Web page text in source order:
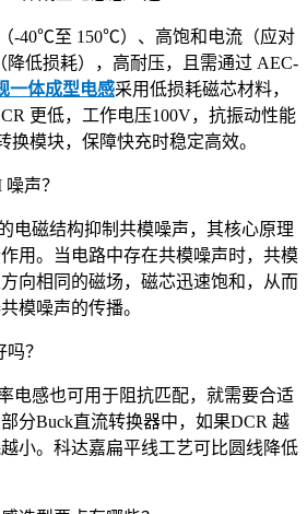
-40℃至 150℃）、高饱和电流（应对
降低损耗），高耐压，且需通过 AEC-
一体成型电感采用低损耗磁芯材料，
更低，工作电压100V，抗振动性能
换模块，保障快充时稳定高效。
声？
电磁结构抑制共模噪声，其核心原理
用。当电路中存在共模噪声时，共模
向相同的磁场，磁芯迅速饱和，从而
模噪声的传播。
？
电感也可用于阻抗匹配，就需要合适
分Buck直流转换器中，如果DCR 越
小。科达嘉扁平线工艺可比圆线降低